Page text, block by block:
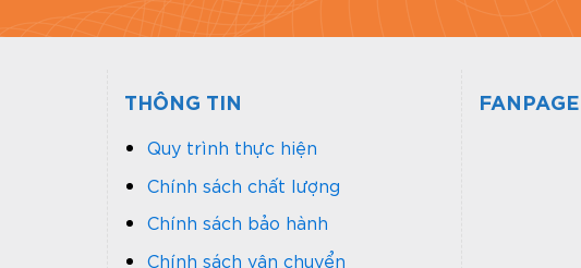
THÔNG TIN
Quy trình thực hiện
Chính sách chất lượng
Chính sách bảo hành
Chính sách vận chuyển